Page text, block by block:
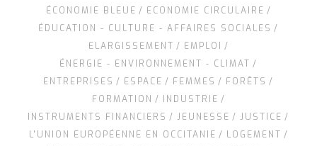
ÉCONOMIE BLEUE
ECONOMIE CIRCULAIRE
ÉDUCATION - CULTURE - AFFAIRES SOCIALES
ELARGISSEMENT
EMPLOI
ÉNERGIE - ENVIRONNEMENT - CLIMAT
ENTREPRISES
ESPACE FEMMES
FORÊTS
FORMATION
INDUSTRIE
INSTRUMENTS FINANCIERS
JEUNESSE
JUSTICE
L'UNION EUROPÉENNE EN OCCITANIE
LOGEMENT